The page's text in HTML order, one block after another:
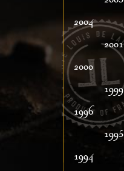
2004
2001
2000
1999
1996
1995
1994